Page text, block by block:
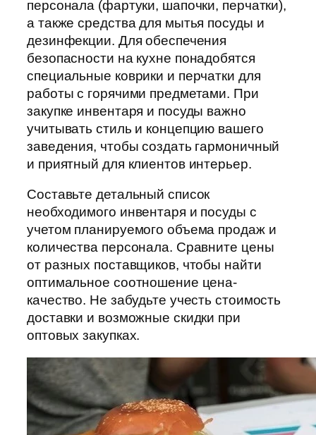
персонала (фартуки, шапочки, перчатки),
а также средства для мытья посуды и
дезинфекции. Для обеспечения
безопасности на кухне понадобятся
специальные коврики и перчатки для
работы с горячими предметами. При
закупке инвентаря и посуды важно
учитывать стиль и концепцию вашего
заведения, чтобы создать гармоничный
и приятный для клиентов интерьер.
Составьте детальный список
необходимого инвентаря и посуды с
учетом планируемого объема продаж и
количества персонала. Сравните цены
от разных поставщиков, чтобы найти
оптимальное соотношение цена-
качество. Не забудьте учесть стоимость
доставки и возможные скидки при
оптовых закупках.